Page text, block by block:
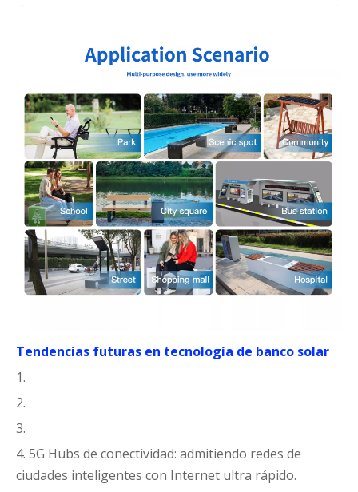
Tendencias futuras en tecnología de banco solar
1.
2.
3.
4. 5G Hubs de conectividad: admitiendo redes de
ciudades inteligentes con Internet ultra rápido.